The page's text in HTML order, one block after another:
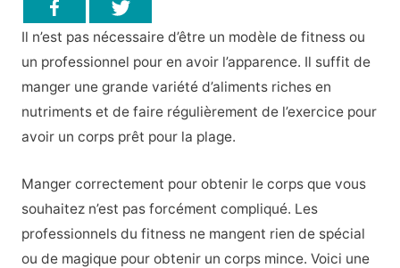
Il n’est pas nécessaire d’être un modèle de fitness ou
un professionnel pour en avoir l’apparence. Il suffit de
manger une grande variété d’aliments riches en
nutriments et de faire régulièrement de l’exercice pour
avoir un corps prêt pour la plage.
Manger correctement pour obtenir le corps que vous
souhaitez n’est pas forcément compliqué. Les
professionnels du fitness ne mangent rien de spécial
ou de magique pour obtenir un corps mince. Voici une